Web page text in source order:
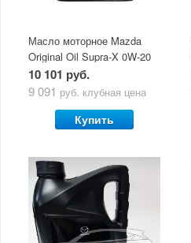
Масло моторное Mazda
Original Oil Supra-X 0W-20
(5 л)
10 101 руб.
9 091 руб. клубная цена
Купить